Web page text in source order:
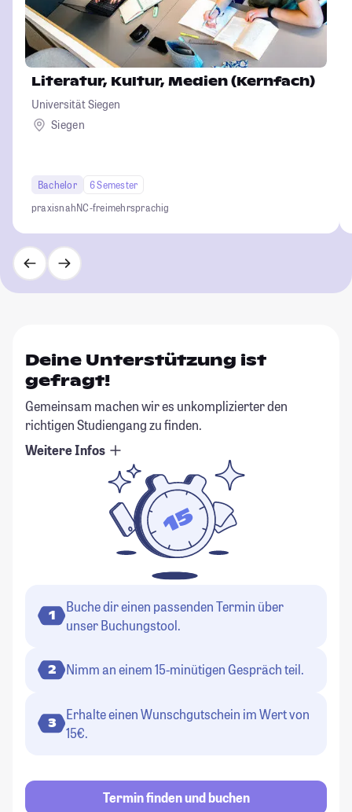
Literatur, Kultur, Medien (Kernfach)
Universität Siegen
Siegen
Bachelor
6 Semester
praxisnahNC-freimehrsprachig
Deine Unterstützung ist
gefragt!
Gemeinsam machen wir es unkomplizierter den
richtigen Studiengang zu finden.
Weitere Infos
1
Buche dir einen passenden Termin über
unser Buchungstool.
2 Nimm an einem 15-minütigen Gespräch teil.
3
Erhalte einen Wunschgutschein im Wert von
15€.
Termin finden und buchen